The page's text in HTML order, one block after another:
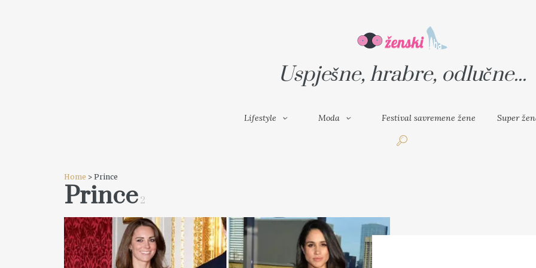
SUPER ŽENA
Uspješne, hrabre, odlučne...
Lifestyle Moda Festival savremene žene Super
Home > Prince
Prince 2